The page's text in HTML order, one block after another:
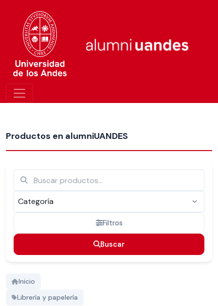
Productos en alumniUANDES
Filtros
Buscar
Inicio
Librería y papelería